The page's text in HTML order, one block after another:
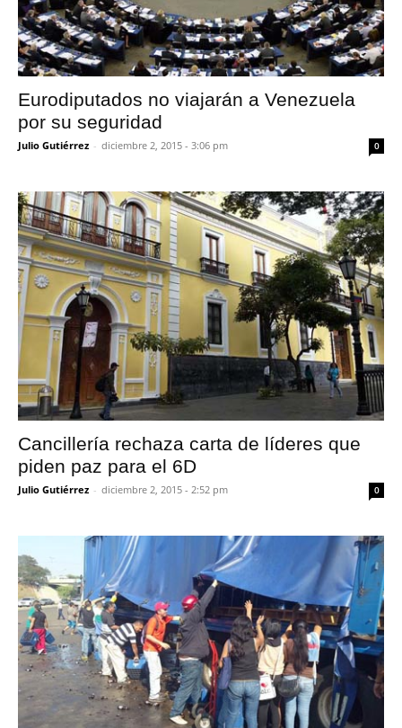
Eurodiputados no viajarán a Venezuela
por su seguridad
Julio Gutiérrez - diciembre 2, 2015 - 3:06 pm 0
Cancillería rechaza carta de líderes que
piden paz para el 6D
Julio Gutiérrez - diciembre 2, 2015 - 2:52 pm 0